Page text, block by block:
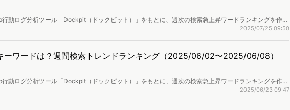
行動ログ分析ツール「Dockpit（ドックピット）」をもとに、週次の検索急上昇ワードランキングを作成
いるキーワードを取り上げます。
2025/07/25 09:50
ーワードは？週間検索トレンドランキング（2025/06/02〜2025/06/08）
行動ログ分析ツール「Dockpit（ドックピット）」をもとに、週次の検索急上昇ワードランキングを作成
いるキーワードを取り上げます。
2025/06/23 09:47